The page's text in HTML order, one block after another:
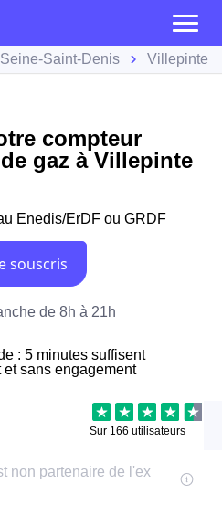
Seine-Saint-Denis Villepinte